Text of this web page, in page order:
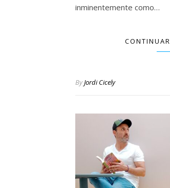
inminentemente como…
ByJordi Cicely